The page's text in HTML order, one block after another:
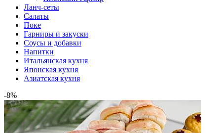
Ланч-сеты
Салаты
Поке
Гарниры и закуски
Соусы и добавки
Напитки
Итальянская кухня
Японская кухня
Азиатская кухня
-8%